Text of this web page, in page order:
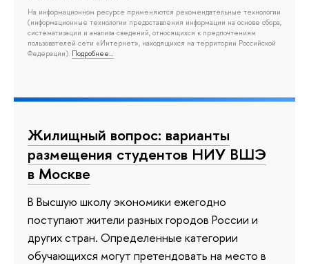
На информационном ресурсе применяются рекомендательные технологии
(информационные технологии предоставления информации на основе сбора,
систематизации и анализа сведений, относящихся к предпочтениям
пользователей сети «Интернет», находящихся на территории Российской
Федерации). Подробнее…
Жилищный вопрос: варианты
размещения студентов НИУ ВШЭ
в Москве
В Высшую школу экономики ежегодно
поступают жители разных городов России и
других стран. Определенные категории
обучающихся могут претендовать на место в